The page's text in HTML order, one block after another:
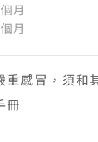
月
月
重感冒，須和
冊